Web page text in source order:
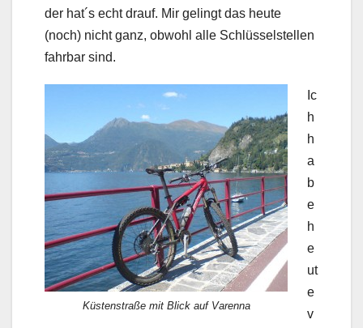
der hat´s echt drauf. Mir gelingt das heute
(noch) nicht ganz, obwohl alle Schlüsselstellen
fahrbar sind.
Küstenstraße mit Blick auf Varenna
Ic
h
h
a
b
e
h
e
ut
e
v